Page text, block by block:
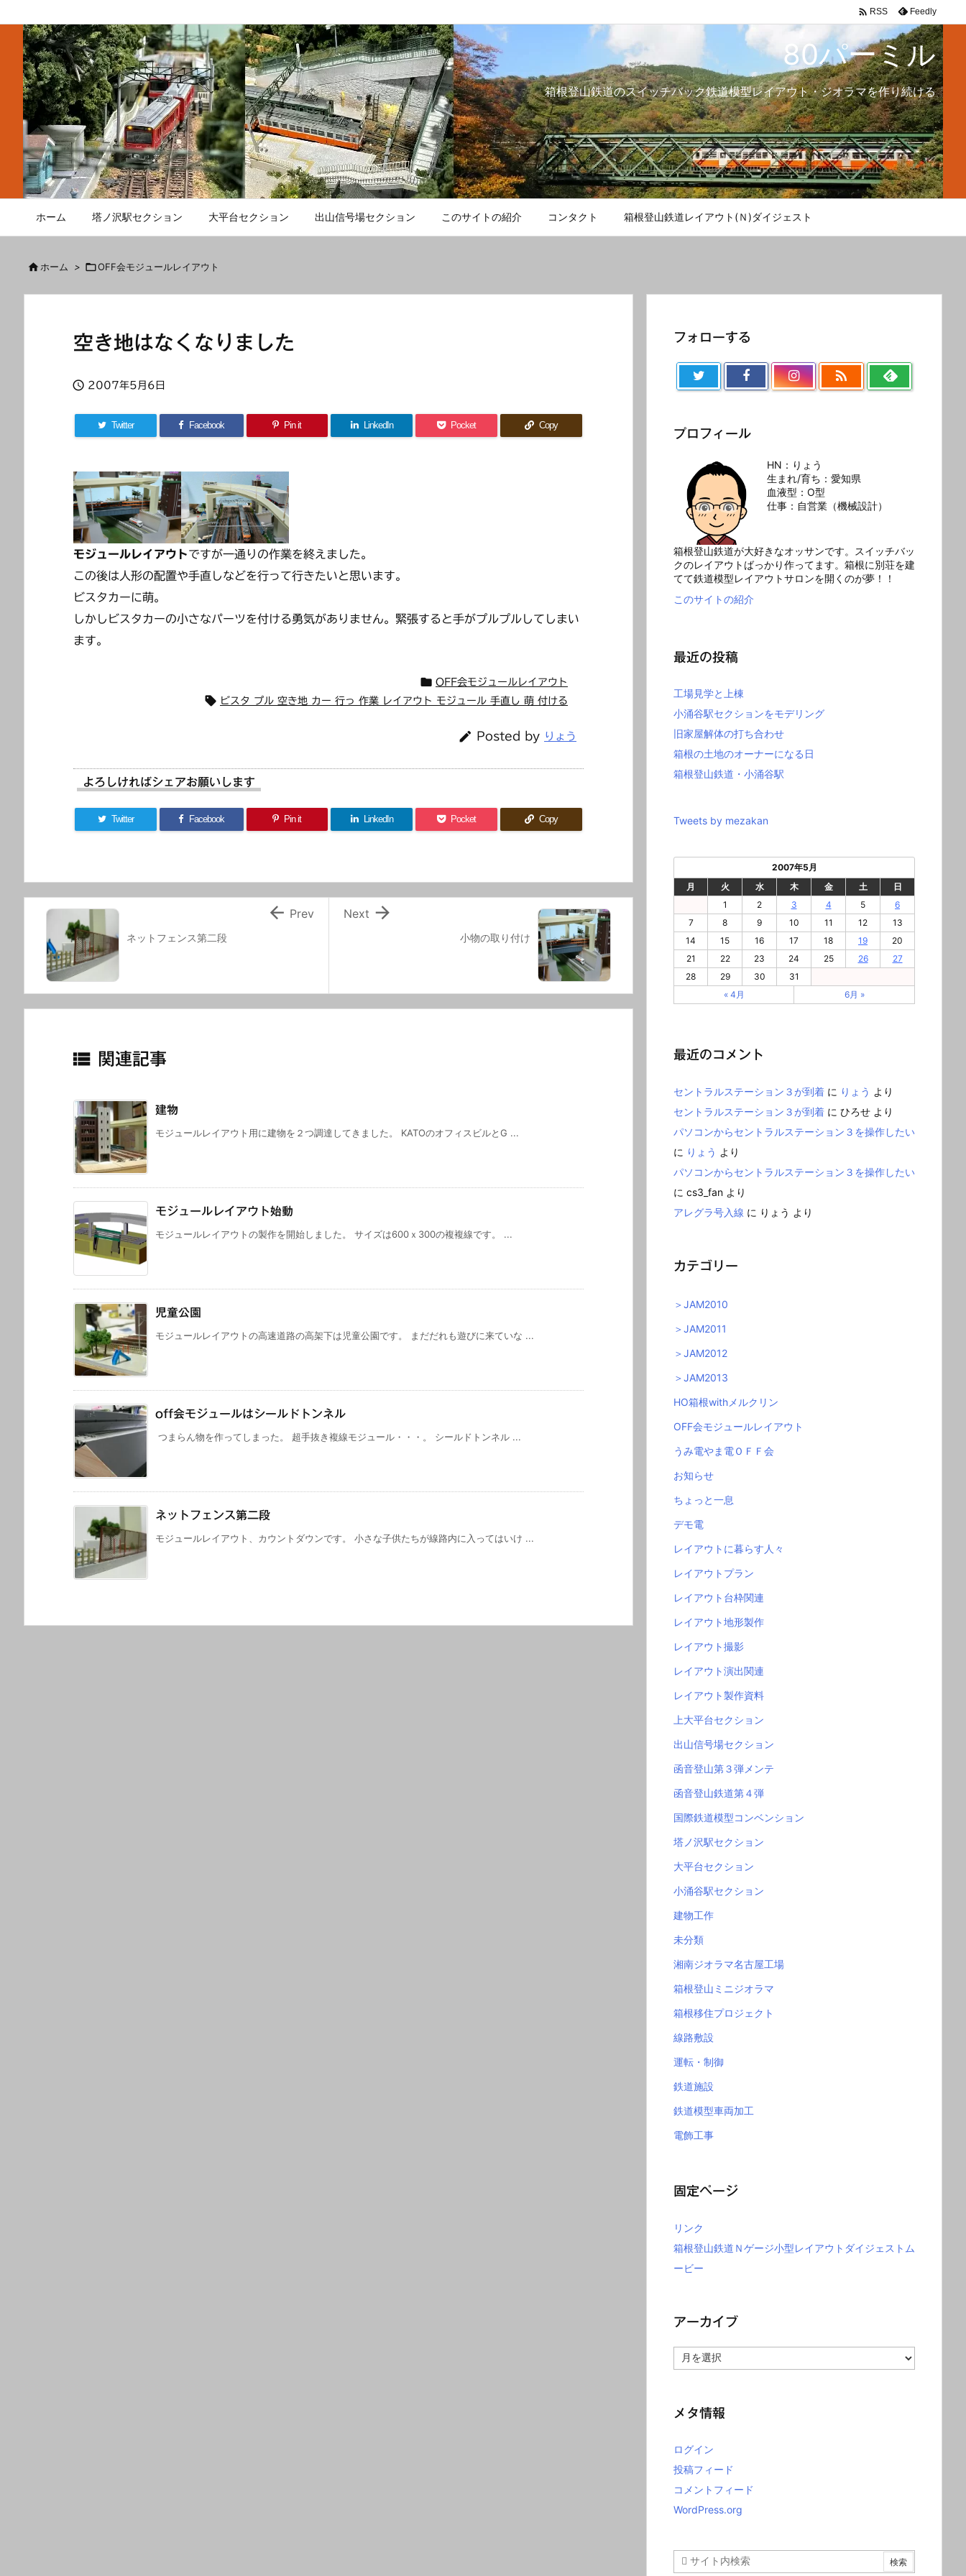
80パーミル
箱根登山鉄道のスイッチバック鉄道模型レイアウト・ジオラマを作り続ける
ホーム 塔ノ沢駅セクション 大平台セクション 出山信号場セクション このサイトの紹介 コンタクト 箱根登山鉄道レイアウト(Ｎ)ダイジェスト
 RSS Feedly
 ホーム > OFF会モジュールレイアウト
空き地はなくなりました
 2007年5月6日
Twitter Facebook Pin it LinkedIn Pocket Copy
モジュールレイアウトですが一通りの作業を終えました。
この後は人形の配置や手直しなどを行って行きたいと思います。
ビスタカーに萌。
しかしビスタカーの小さなパーツを付ける勇気がありません。緊張すると手がプルプルしてしまい
ます。
 OFF会モジュールレイアウト
 ビスタ プル 空き地 カー 行っ 作業 レイアウト モジュール 手直し 萌 付ける
 Posted by りょう
よろしければシェアお願いします
Twitter Facebook Pin it LinkedIn Pocket Copy
小物の取り付け

Next
ネットフェンス第二段
 Prev
 関連記事
建物
モジュールレイアウト用に建物を２つ調達してきました。 KATOのオフィスビルとG ...
モジュールレイアウト始動
モジュールレイアウトの製作を開始しました。 サイズは600ｘ300の複複線です。 ...
児童公園
モジュールレイアウトの高速道路の高架下は児童公園です。 まだだれも遊びに来ていな ...
off会モジュールはシールドトンネル
つまらん物を作ってしまった。 超手抜き複線モジュール・・・。 シールドトンネル ...
ネットフェンス第二段
モジュールレイアウト、カウントダウンです。 小さな子供たちが線路内に入ってはいけ ...
フォローする

プロフィール
HN：りょう
生まれ/育ち：愛知県
血液型：O型
仕事：自営業（機械設計）
箱根登山鉄道が大好きなオッサンです。スイッチバッ
クのレイアウトばっかり作ってます。箱根に別荘を建
てて鉄道模型レイアウトサロンを開くのが夢！！
このサイトの紹介
最近の投稿
工場見学と上棟
小涌谷駅セクションをモデリング
旧家屋解体の打ち合わせ
箱根の土地のオーナーになる日
箱根登山鉄道・小涌谷駅
Tweets by mezakan
2007年5月
月
火 水 木 金 土
日
1
2 3 4 5
6
7
8 9 10 11 12
13
14
15 16 17 18 19
20
21
22 23 24 25 26
27
28
29 30
31
« 4月
6月 »
最近のコメント
セントラルステーション３が到着 に りょう より
セントラルステーション３が到着 に ひろせ より
パソコンからセントラルステーション３を操作したい
に りょう より
パソコンからセントラルステーション３を操作したい
に cs3_fan より
アレグラ号入線 に りょう より
カテゴリー
＞JAM2010
＞JAM2011
＞JAM2012
＞JAM2013
HO箱根withメルクリン
OFF会モジュールレイアウト
うみ電やま電ＯＦＦ会
お知らせ
ちょっと一息
デモ電
レイアウトに暮らす人々
レイアウトプラン
レイアウト台枠関連
レイアウト地形製作
レイアウト撮影
レイアウト演出関連
レイアウト製作資料
上大平台セクション
出山信号場セクション
函音登山第３弾メンテ
函音登山鉄道第４弾
国際鉄道模型コンベンション
塔ノ沢駅セクション
大平台セクション
小涌谷駅セクション
建物工作
未分類
湘南ジオラマ名古屋工場
箱根登山ミニジオラマ
箱根移住プロジェクト
線路敷設
運転・制御
鉄道施設
鉄道模型車両加工
電飾工事
固定ページ
リンク
箱根登山鉄道Ｎゲージ小型レイアウトダイジェストム
ービー
アーカイブ
ー
ブ
メタ情報
ログイン
投稿フィード
コメントフィード
WordPress.org